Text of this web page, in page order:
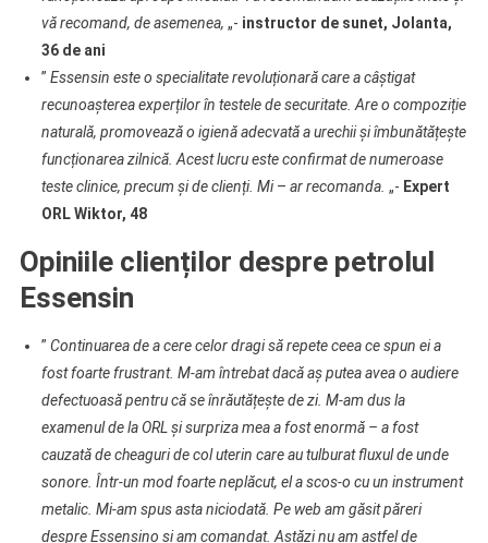
vă recomand, de asemenea, „- instructor de sunet, Jolanta,
36 de ani
” Essensin este o specialitate revoluționară care a câștigat
recunoașterea experților în testele de securitate. Are o compoziție
naturală, promovează o igienă adecvată a urechii și îmbunătățește
funcționarea zilnică. Acest lucru este confirmat de numeroase
teste clinice, precum și de clienți. Mi– ar recomanda. „- Expert
ORL Wiktor, 48
Opiniile clienților despre petrolul
Essensin
” Continuarea de a cere celor dragi să repete ceea ce spun ei a
fost foarte frustrant. M-am întrebat dacă aș putea avea o audiere
defectuoasă pentru că se înrăutățește de zi. M-am dus la
examenul de la ORL și surpriza mea a fost enormă – a fost
cauzată de cheaguri de col uterin care au tulburat fluxul de unde
sonore. Într-un mod foarte neplăcut, el a scos-o cu un instrument
metalic. Mi-am spus asta niciodată. Pe web am găsit păreri
despre Essensino și am comandat. Astăzi nu am astfel de